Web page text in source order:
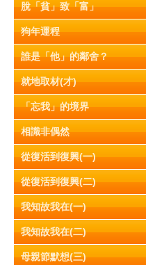
脫「貧」致「富」
狗年運程
誰是「他」的鄰舍？
就地取材(才)
「忘我」的境界
相識非偶然
從復活到復興(一)
從復活到復興(二)
我知故我在(一)
我知故我在(二)
母親節默想(三)